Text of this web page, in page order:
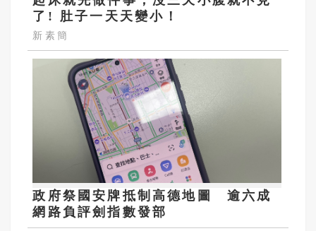
了! 肚子一天天變小！
新素簡
政府祭國安牌抵制高德地圖 逾六成
網路負評劍指數發部